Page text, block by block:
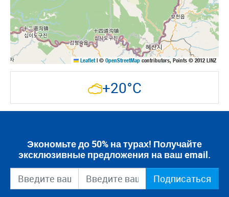
Leaflet | ©OpenStreetMap contributors, Points © 2012 LINZ
+20°C
Экономьте до 50% на турах! Получайте
эксклюзивные предложения на ваш email.
Подписаться